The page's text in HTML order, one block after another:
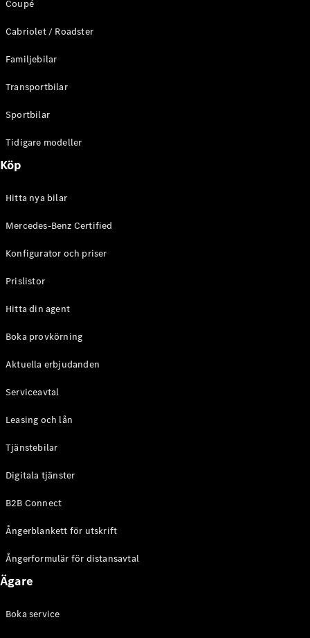
Terrain
E-Klass
Kombi
E-Klass
Terrain
Konfigurator
Store
A-Klass
Konfigurator
Mercedes-
Benz Online
Coupé
CLE Coupé
AMG GT
Dörrars
Coupé
Cabriolet / Roadster
Familjebilar
Transportbilar
Sportbilar
Tidigare modeller
Köp
Hitta nya bilar
Mercedes-Benz Certified
Konfigurator och priser
Prislistor
Hitta din agent
Boka provkörning
Aktuella erbjudanden
Serviceavtal
Leasing och lån
Tjänstebilar
Digitala tjänster
B2B Connect
Ångerblankett för utskrift
Ångerformulär för distansavtal
Ägare
Boka service